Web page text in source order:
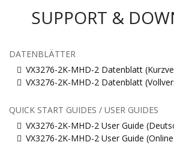
SUPPORT &
DATENBLÄTTER
VX3276-2K-MHD-2 Datenblatt
VX3276-2K-MHD-2 Datenblatt
QUICK START GUIDES / USER GUIDES
VX3276-2K-MHD-2 User Guide
VX3276-2K-MHD-2 User Guide